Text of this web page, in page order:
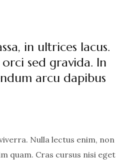
in ultrices lacus.
sed gravida. In
arcu dapibus
Nulla lectus enim, non
quam. Cras cursus nisi eget